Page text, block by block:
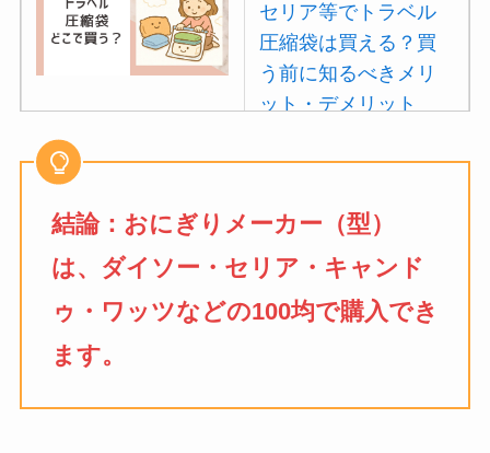
セリア等でトラベル
圧縮袋は買える？買
う前に知るべきメリ
ット・デメリット
セリア等でポイズン
る？使い方や選び方
を解説！
結論：おにぎりメーカー（型）
は、ダイソー・セリア・キャンド
ゥ・ワッツなどの100均で購入でき
ます。